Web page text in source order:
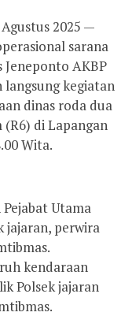
2025 —
sarana
AKBP
langsung kegiatan
dinas roda dua
di Lapangan
Wita.
Utama
jajaran, perwira
kendaraan
Polsek jajaran